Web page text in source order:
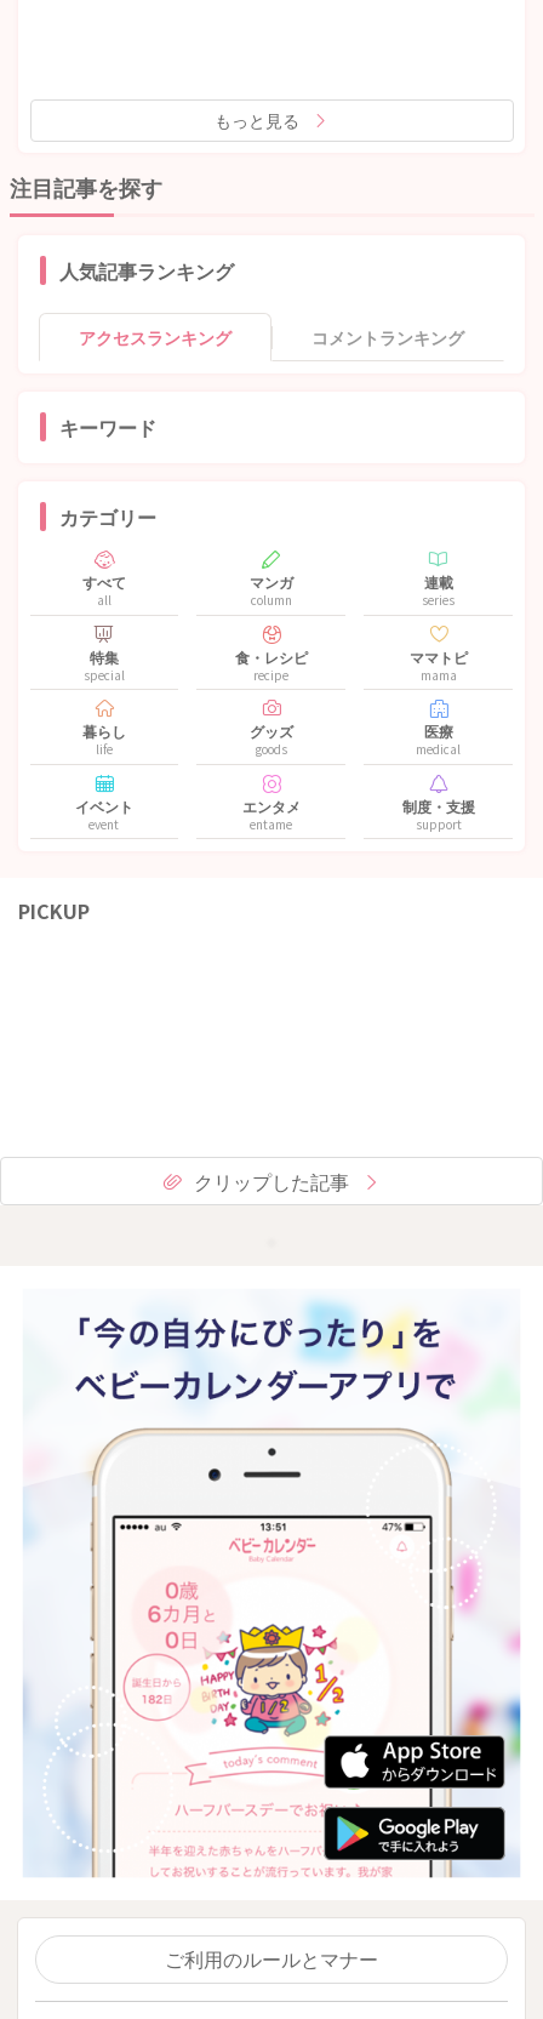
もっと見る
注目記事を探す
人気記事ランキング
アクセスランキング コメントランキング
キーワード
カテゴリー
すべて
all
マンガ
column
連載
series
特集
special
食・レシピ
recipe
ママトピ
mama
暮らし
life
グッズ
goods
医療
medical
イベント
event
エンタメ
entame
制度・支援
support
PICKUP
クリップした記事
ご利用のルールとマナー